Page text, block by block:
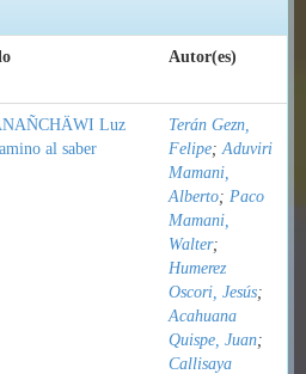
Autor(es)
Luz
al saber
Terán Gezn,
Felipe;Aduviri
Mamani,
Alberto; Paco
Mamani,
Walter;
Humerez
Oscori, Jesús;
Acahuana
Quispe, Juan;
Callisaya